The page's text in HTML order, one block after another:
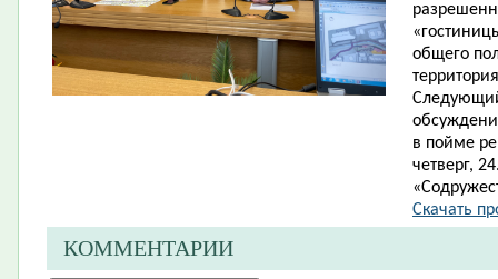
общего
в пойме
четверг,
Скачать
КОММЕНТАРИИ